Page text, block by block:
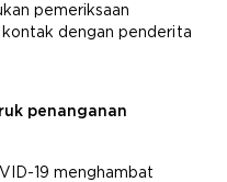
pemeriksaan
dengan penderita
penanganan
19 menghambat